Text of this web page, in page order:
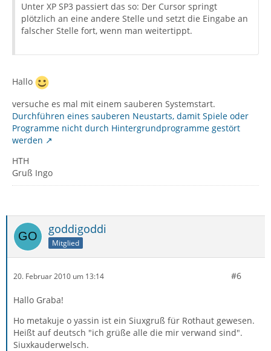
Unter XP SP3 passiert das so: Der Cursor springt
plötzlich an eine andere Stelle und setzt die Eingabe an
falscher Stelle fort, wenn man weitertippt.
Hallo
versuche es mal mit einem sauberen Systemstart.
Durchführen eines sauberen Neustarts, damit Spiele oder
Programme nicht durch Hintergrundprogramme gestört
werden
HTH
Gruß Ingo
goddigoddi
Mitglied
20. Februar 2010 um 13:14 #6
Hallo Graba!
Ho metakuje o yassin ist ein Siuxgruß für Rothaut gewesen.
Heißt auf deutsch "ich grüße alle die mir verwand sind".
Siuxkauderwelsch.